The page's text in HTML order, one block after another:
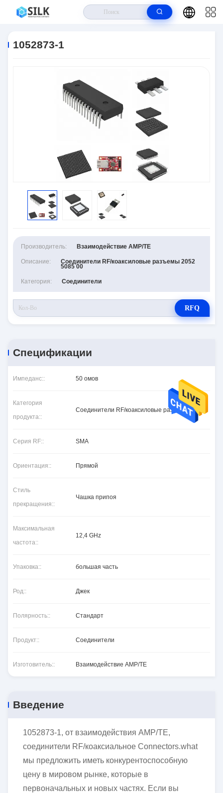
1052873-1
Производитель: Взаимодействие AMP/TE
Описание: Соединители RF/коаксиловые разъемы 2052
5085 00
Категория: Соединители
RFQ
Спецификации
Импеданс:: 50 омов
Категория
продукта::
Соединители RF/коаксиловые разъемы
Серия RF:: SMA
Ориентация:: Прямой
Стиль
прекращения::
Чашка припоя
Максимальная
частота::
12,4 GHz
Упаковка:: большая часть
Род:: Джек
Полярность:: Стандарт
Продукт:: Соединители
Изготовитель:: Взаимодействие AMP/TE
Введение
1052873-1, от взаимодействия AMP/TE,
соединители RF/коаксиальное Connectors.what
мы предложить иметь конкурентоспособную
цену в мировом рынке, которые в
первоначальных и новых частях. Если вы